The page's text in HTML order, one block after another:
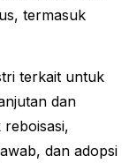
termasuk
terkait untuk
dan
dan adopsi